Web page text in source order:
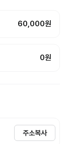
60,000원
0원
주소복사